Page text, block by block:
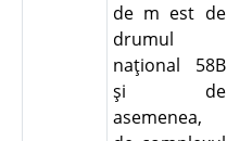
de m est de
drumul
naţional 58B
şi de
asemenea,